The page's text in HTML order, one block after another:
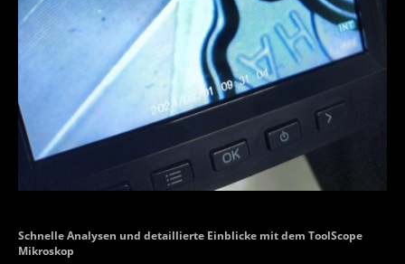
Schnelle Analysen und detaillierte Einblicke mit dem ToolScope
Mikroskop